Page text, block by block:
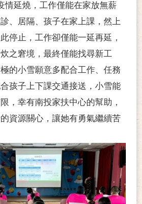
情延燒，工作僅能在家放無薪
、居隔、孩子在家上課，然上
停止，工作卻僅能一延再延，
之窘境，最終僅能找尋新工
的小雪願意多配合工作、任務
孩子上下課交通接送，小雪能
，幸有南投家扶中心的幫助，
資源關心，讓她有勇氣繼續苦